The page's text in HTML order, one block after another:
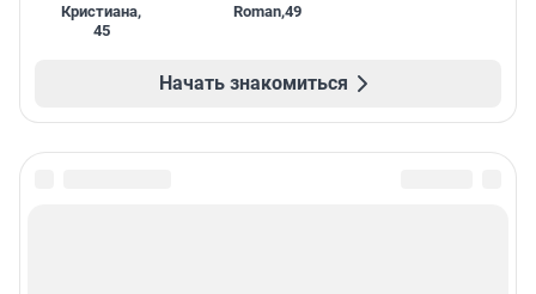
Кристиана,
45
Roman,49
Начать знакомиться